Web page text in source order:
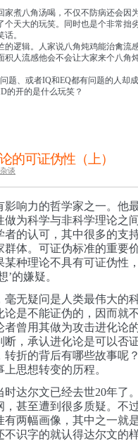
煮八角汤喝，不仅不防病还会因
天大的玩笑。同时也是个非常拙
。
的逻辑。人家说八角炖鸡能治禽流
积人流感他会不会让大家来个八角
题、或者IQ和EQ都有问题的人却
的开的是什么玩笑？
的可证伪性（上）
杂谈
响力的哲学家之一。 他
做为科学与非科学理论之
的认可，其中很多的支
体。 可证伪标准的重要
某种理论不具有可证伪性
的嫌疑。
无疑问是人类最伟大的
论是不能证伪的，因而就
曾用其做为攻击进化论
断 ，承认进化论是可以否
折的背后有哪些故事呢
思想转变的历程。
时达尔文已经去世20年了
甚至遭到很多质疑。不
有两幅画像，其中之一就
不识字的就认得达尔文的